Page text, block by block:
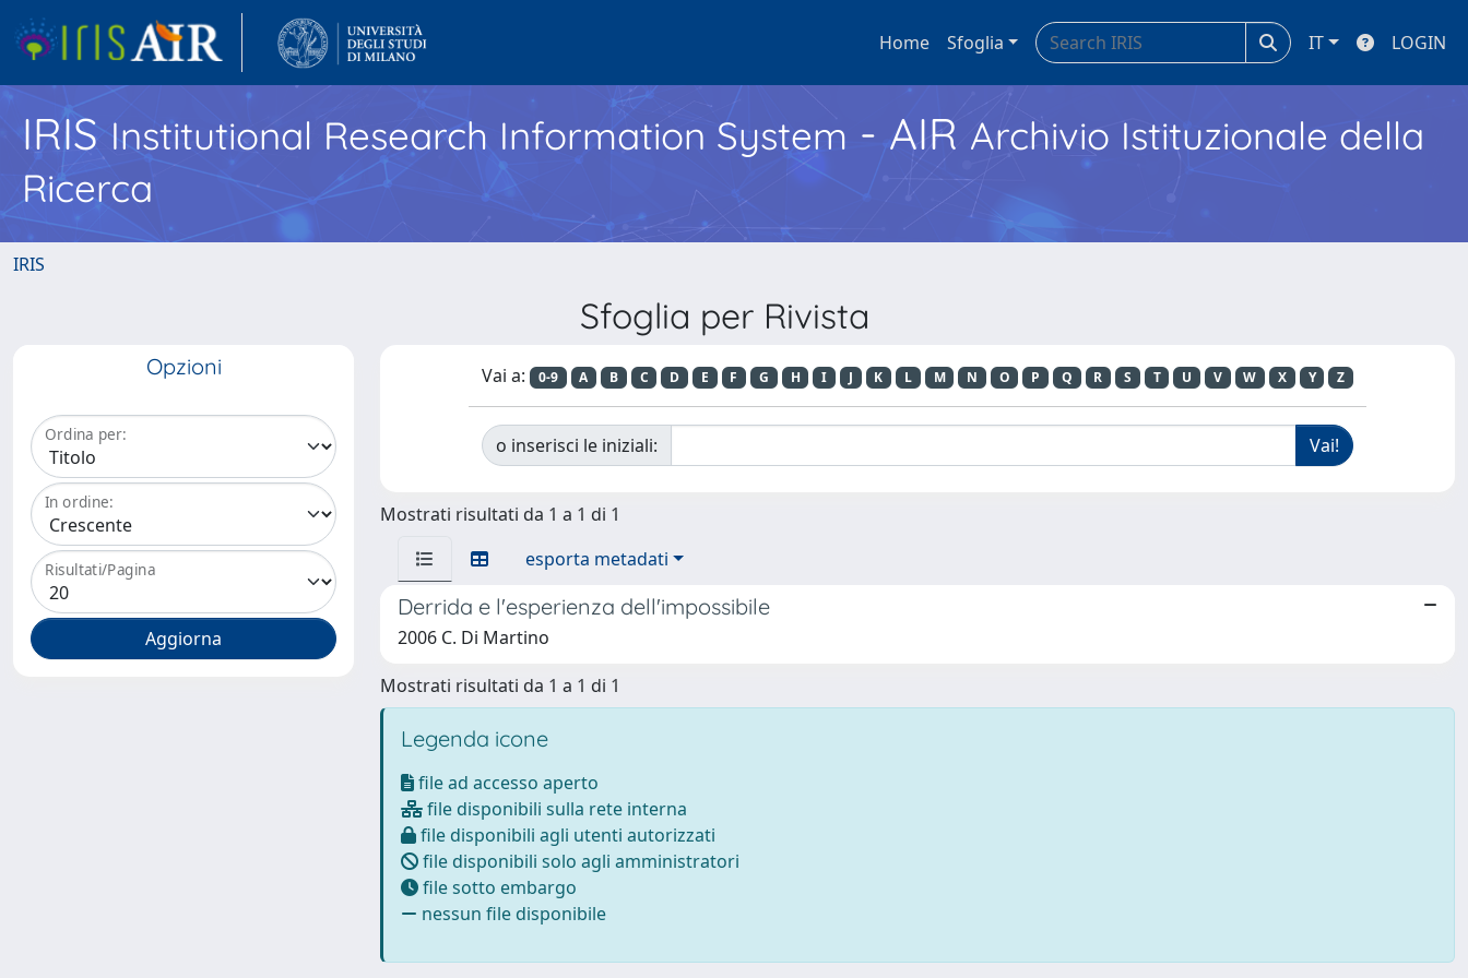
Home Sfoglia IT LOGIN
IRISInstitutional Research Information System - AIR Archivio Istituzionale della
Ricerca
IRIS
Sfoglia per Rivista
Opzioni
Ordina per:
In ordine:
Risultati/Pagina
Vai a: 0-9 A B C D E F G H I J K L M N O P Q R S T U V W X Y Z
o inserisci le iniziali:
Mostrati risultati da 1 a 1 di 1
esporta metadati
Derrida e l'esperienza dell'impossibile
2006 C. Di Martino
Mostrati risultati da 1 a 1 di 1
Legenda icone
file ad accesso aperto
file disponibili sulla rete interna
file disponibili agli utenti autorizzati
file disponibili solo agli amministratori
file sotto embargo
nessun file disponibile